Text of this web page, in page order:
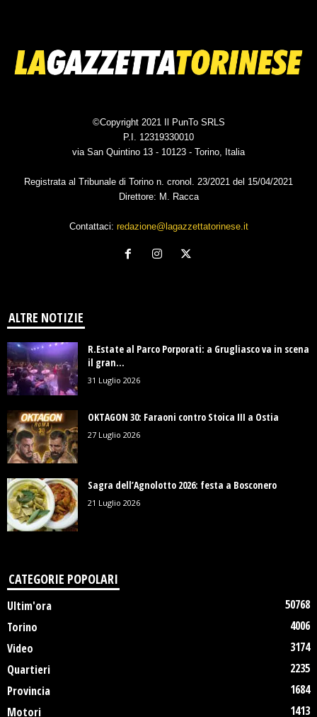
©Copyright 2021 Il PunTo SRLS
P.I. 12319330010
via San Quintino 13 - 10123 - Torino, Italia
Registrata al Tribunale di Torino n. cronol. 23/2021 del 15/04/2021
Direttore: M. Racca
Contattaci: redazione@lagazzettatorinese.it
ALTRE NOTIZIE
R.Estate al Parco Porporati: a Grugliasco va in scena
il gran...
31 Luglio 2026
OKTAGON 30: Faraoni contro Stoica III a Ostia
27 Luglio 2026
Sagra dell’Agnolotto 2026: festa a Bosconero
21 Luglio 2026
CATEGORIE POPOLARI
Ultim'ora
50768
Torino
4006
Video
3174
Quartieri
2235
Provincia
1684
Motori
1413